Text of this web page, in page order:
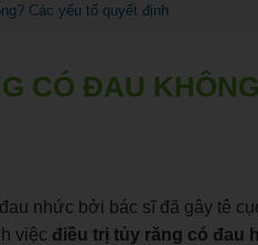
Các yếu tố quyết định
CÓ ĐAU
nhức bởi bác sĩ đã gây tê
việc điều trị tủy răng có đau